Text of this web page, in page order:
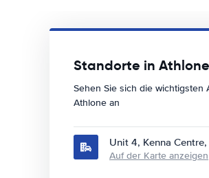
Standorte in Athlone
Sehen Sie sich die wichtigsten
Athlone an
Unit 4, Kenna
Auf der Karte anzeigen